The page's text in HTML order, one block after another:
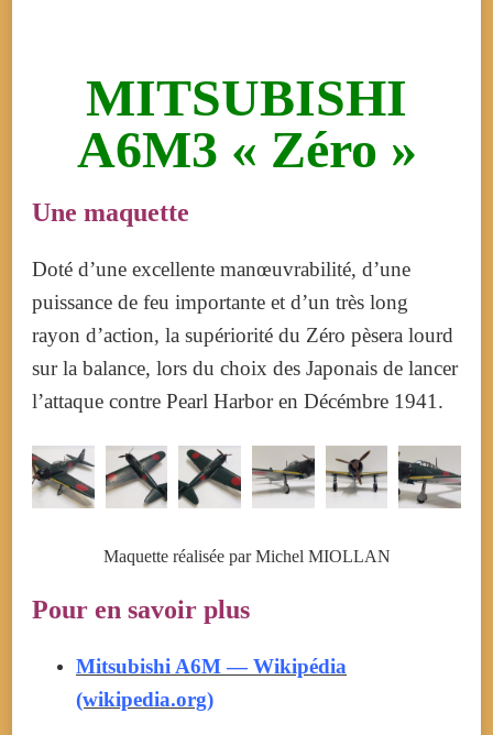
MITSUBISHI
A6M3 « Zéro »
Une maquette
Doté d’une excellente manœuvrabilité, d’une
puissance de feu importante et d’un très long
rayon d’action, la supériorité du Zéro pèsera lourd
sur la balance, lors du choix des Japonais de lancer
l’attaque contre Pearl Harbor en Décémbre 1941.
Maquette réalisée par Michel MIOLLAN
Pour en savoir plus
Mitsubishi A6M — Wikipédia
(wikipedia.org)